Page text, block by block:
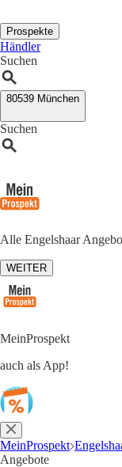
Prospekte
Händler
Suchen
80539 München
Suchen
Alle Engelshaar
WEITER
MeinProspekt
auch als App!
MeinProspekt
Angebote